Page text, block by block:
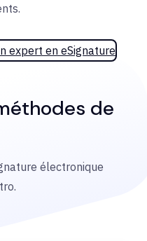
expert en eSignature
de
électronique